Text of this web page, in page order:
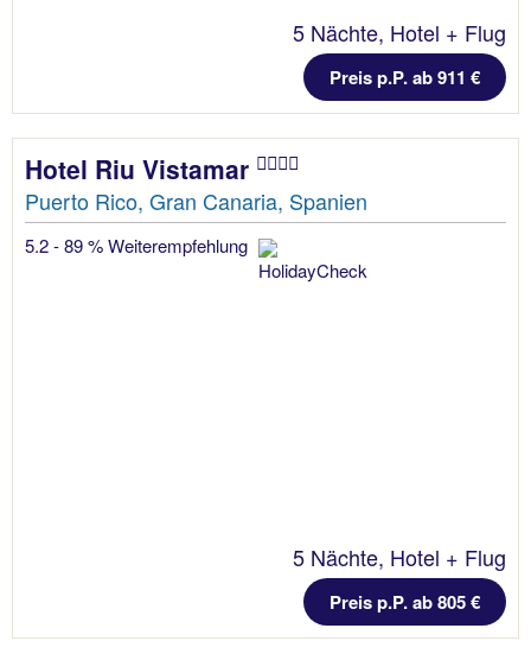
5 Nächte, Hotel + Flug
Preis p.P. ab 911 €
Hotel Riu Vistamar
Puerto Rico, Gran Canaria, Spanien
5.2 - 89 % Weiterempfehlung
5 Nächte, Hotel + Flug
Preis p.P. ab 805 €